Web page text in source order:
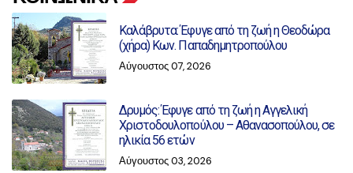
Καλάβρυτα: Έφυγε από τη ζωή η Θεοδώρα
(χήρα) Κων. Παπαδημητροπούλου
Αύγουστος 07, 2026
Δρυμός: Έφυγε από τη ζωή η Αγγελική
Χριστοδουλοπούλου – Αθανασοπούλου, σε
ηλικία 56 ετών
Αύγουστος 03, 2026